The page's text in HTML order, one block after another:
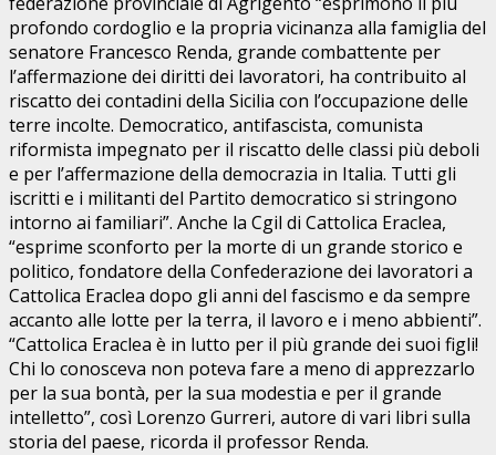
profondo cordoglio e la propria vicinanza alla famiglia del
senatore Francesco Renda, grande combattente per
l’affermazione dei diritti dei lavoratori, ha contribuito al
riscatto dei contadini della Sicilia con l’occupazione delle
terre incolte. Democratico, antifascista, comunista
riformista impegnato per il riscatto delle classi più deboli
e per l’affermazione della democrazia in Italia. Tutti gli
iscritti e i militanti del Partito democratico si stringono
intorno ai familiari”. Anche la Cgil di Cattolica Eraclea,
“esprime sconforto per la morte di un grande storico e
politico, fondatore della Confederazione dei lavoratori a
Cattolica Eraclea dopo gli anni del fascismo e da sempre
accanto alle lotte per la terra, il lavoro e i meno abbienti”.
“Cattolica Eraclea è in lutto per il più grande dei suoi figli!
Chi lo conosceva non poteva fare a meno di apprezzarlo
per la sua bontà, per la sua modestia e per il grande
intelletto”, così Lorenzo Gurreri, autore di vari libri sulla
storia del paese, ricorda il professor Renda.